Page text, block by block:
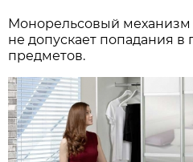
Монорельсовый
не допускает попадания в
предметов.